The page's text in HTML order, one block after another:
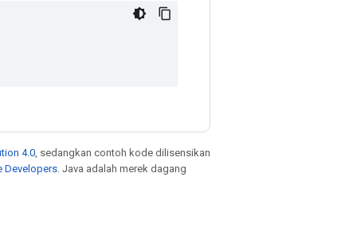
4.0, sedangkan contoh kode dilisensikan
Developers. Java adalah merek dagang